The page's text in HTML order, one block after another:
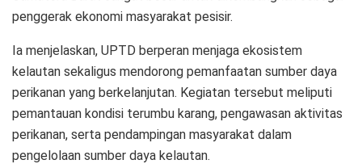
penggerak ekonomi masyarakat pesisir.
Ia menjelaskan, UPTD berperan menjaga ekosistem
kelautan sekaligus mendorong pemanfaatan sumber daya
perikanan yang berkelanjutan. Kegiatan tersebut meliputi
pemantauan kondisi terumbu karang, pengawasan aktivitas
perikanan, serta pendampingan masyarakat dalam
pengelolaan sumber daya kelautan.